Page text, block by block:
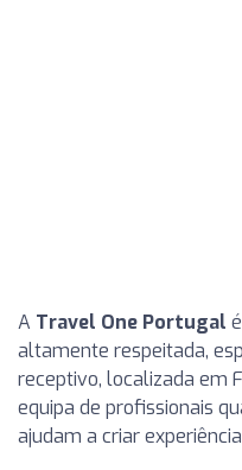
A Travel One Portugal
altamente respeitada,
receptivo, localizada em
equipa de profissionais
ajudam a criar